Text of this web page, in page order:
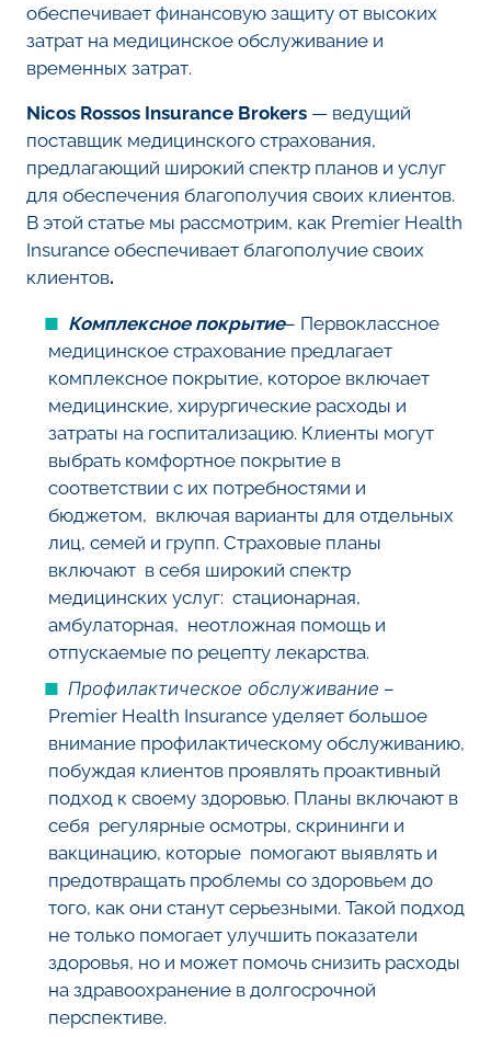
обеспечивает финансовую защиту от высоких
затрат на медицинское обслуживание и
временных затрат.
Nicos Rossos Insurance Brokers — ведущий
поставщик медицинского страхования,
предлагающий широкий спектр планов и услуг
для обеспечения благополучия своих клиентов.
В этой статье мы рассмотрим, как Premier Health
Insurance обеспечивает благополучие своих
клиентов.
Комплексное покрытие– Первоклассное
медицинское страхование предлагает
комплексное покрытие, которое включает
медицинские, хирургические расходы и
затраты на госпитализацию. Клиенты могут
выбрать комфортное покрытие в
соответствии с их потребностями и
бюджетом, включая варианты для отдельных
лиц, семей и групп. Страховые планы
включают в себя широкий спектр
медицинских услуг: стационарная,
амбулаторная, неотложная помощь и
отпускаемые по рецепту лекарства.
Профилактическое обслуживание –
Premier Health Insurance уделяет большое
внимание профилактическому обслуживанию,
побуждая клиентов проявлять проактивный
подход к своему здоровью. Планы включают в
себя регулярные осмотры, скрининги и
вакцинацию, которые помогают выявлять и
предотвращать проблемы со здоровьем до
того, как они станут серьезными. Такой подход
не только помогает улучшить показатели
здоровья, но и может помочь снизить расходы
на здравоохранение в долгосрочной
перспективе.